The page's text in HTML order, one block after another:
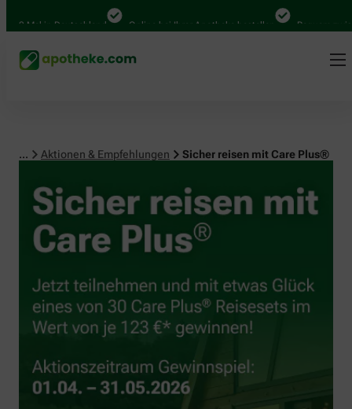
in Deutschland Online bei Ihrer Apotheke bestellen Bequem
... Aktionen & Empfehlungen Sicher reisen mit Care Plus®